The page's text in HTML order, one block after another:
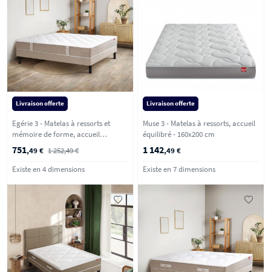
Livraison offerte
Egérie 3 - Matelas à ressorts et
mémoire de forme, accueil
751,49 € 1 252,49 €
Existe en 4 dimensions
Livraison offerte
Muse 3 - Matelas à ressorts, accueil
équilibré - 160x200 cm
1 142,49 €
Existe en 7 dimensions